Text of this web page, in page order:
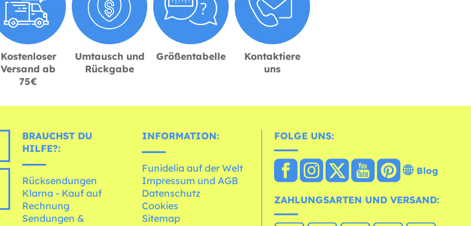
Kostenloser
Versand ab
75€
Umtausch und
Rückgabe
Größentabelle
Kontaktiere
uns
BRAUCHST DU
HILFE?:
Rücksendungen
Klarna - Kauf auf
Rechnung
Sendungen &
INFORMATION:
Funidelia auf der Welt
Impressum und AGB
Datenschutz
Cookies
Sitemap
FOLGE UNS:
Blog
ZAHLUNGSARTEN UND VERSAND: